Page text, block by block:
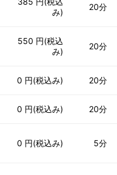
み)
20分
550 円(税込
み)
20分
0 円(税込み) 20分
0 円(税込み) 20分
0 円(税込み) 5分